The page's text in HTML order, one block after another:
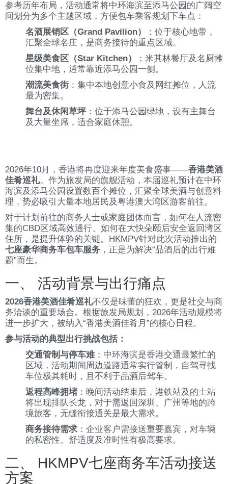
参考历年布局，活动通常将中环海滨至添马公园的广阔空
间划分为多个主题区域，方便包车乘客规划下车点：
名酒展销区（Grand Pavilion）
：位于核心地带，
汇聚全球名庄，是商务接待的重点区域。
星级美食区（Star Kitchen）
：米其林餐厅及名厨摊
位集中地，通常靠近添马公园一侧。
潮流美食街 ：集中本地创意小食及网红摊位，人流
最为密集。
舞台及休闲草坪 ：位于添马公园绿地，设有主舞台
及大量坐席，适合家庭休憩。
2026年10月，香港将再度迎来年度美食盛事——香港美酒
佳肴巡礼。作为旅发局的旗舰活动，本届巡礼预计在中环
海滨及添马公园设置数百个摊位，汇聚全球美酒与创意料
理，势必吸引大量本地居民及粤港澳大湾区游客前往。
对于计划前往的商务人士或家庭团体而言，如何在人流密
集的CBD区域高效通行、如何在大快朵颐后安全返回湾区
住所，是提升体验的关键。HKMPV针对此次活动推出的
七座豪华商务车包车服务 ，正是为解决“品酒后的出行难
题”而生。
一、 活动背景与出行痛点
2026香港美酒佳肴巡礼不仅是味蕾的狂欢，更是社交与商
务洽谈的重要场合。根据旅发局规划，2026年活动规模将
进一步扩大，被纳入“香港美酒佳肴月”的核心日程。
参与活动的典型出行挑战包括：
交通管制与停车难 ：中环海滨是香港交通最繁忙的
区域，活动期间周边道路通常实行管制，自驾寻找
车位极其耗时，且不利于品酒后驾车。
返程高峰拥堵 ：晚间活动结束后，港铁站及的士站
将出现排队长龙，对于需返回深圳、广州等地的跨
境旅客，无缝衔接通关是最大需求。
商务接待需求 ：企业客户需接送重要嘉宾，对车辆
的私密性、舒适度及准时性有极高要求。
二、 HKMPV七座商务车活动接送
方案